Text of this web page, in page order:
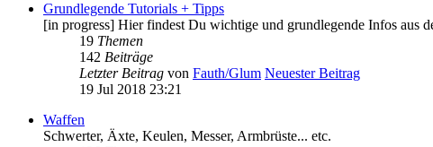
Grundlegende Tutorials + Tipps
[in progress] Hier findest Du wichtige und grundlegende Infos aus
19 Themen
142 Beiträge
Letzter Beitrag von Fauth/Glum Neuester Beitrag
19 Jul 2018 23:21
Waffen
Schwerter, Äxte, Keulen, Messer, Armbrüste... etc.